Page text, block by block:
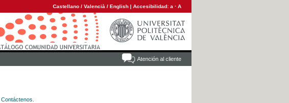
Castellano / Valencià / English | Accesibilidad: a · A
Atención al cliente
Contáctenos